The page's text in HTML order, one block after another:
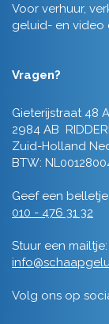
Voor verhuur,
geluid- en video
Vragen?
Gieterijstraat 48 A
2984 AB
Zuid-Holland
BTW:
Geef een belletje:
010 - 476 31 32
Stuur een mailtje:
Volg ons op